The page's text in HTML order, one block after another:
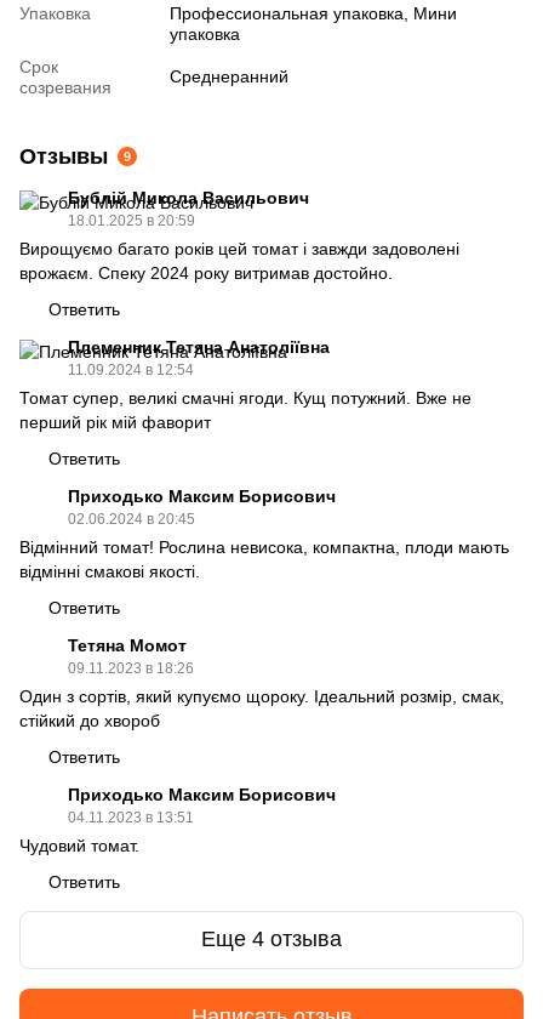
Упаковка
Профессиональная упаковка, Мини
упаковка
Срок
созревания
Среднеранний
Отзывы 9
Бублій Микола Васильович
18.01.2025 в 20:59
Вирощуємо багато років цей томат і завжди задоволені
врожаєм. Спеку 2024 року витримав достойно.
Ответить
Племенник Тетяна Анатоліївна
11.09.2024 в 12:54
Томат супер, великі смачні ягоди. Кущ потужний. Вже не
перший рік мій фаворит
Ответить
Приходько Максим Борисович
02.06.2024 в 20:45
Відмінний томат! Рослина невисока, компактна, плоди мають
відмінні смакові якості.
Ответить
Тетяна Момот
09.11.2023 в 18:26
Один з сортів, який купуємо щороку. Ідеальний розмір, смак,
стійкий до хвороб
Ответить
Приходько Максим Борисович
04.11.2023 в 13:51
Чудовий томат.
Ответить
Еще 4 отзыва